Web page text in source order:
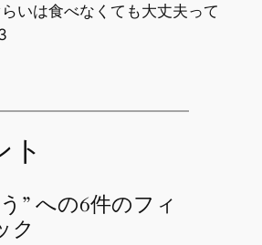
いは食べなくても大丈夫って
ト
” への6件のフィ
ク